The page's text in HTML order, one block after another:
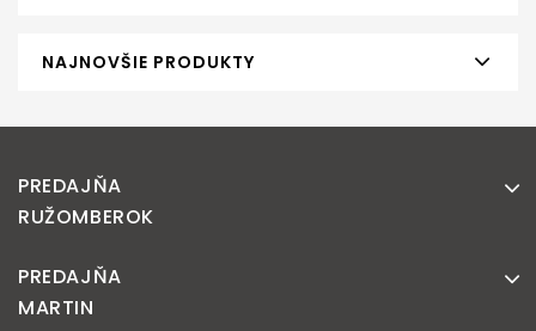
NAJNOVŠIE PRODUKTY
PREDAJŇA
RUŽOMBEROK
PREDAJŇA
MARTIN